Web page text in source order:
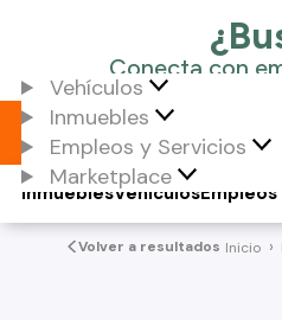
Vehículos
Inmuebles
Empleos y Servicios
Marketplace
Vehículos
Inmuebles
Volver a resultados Inicio